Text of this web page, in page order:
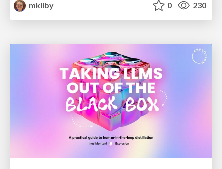
mkilby
0 230